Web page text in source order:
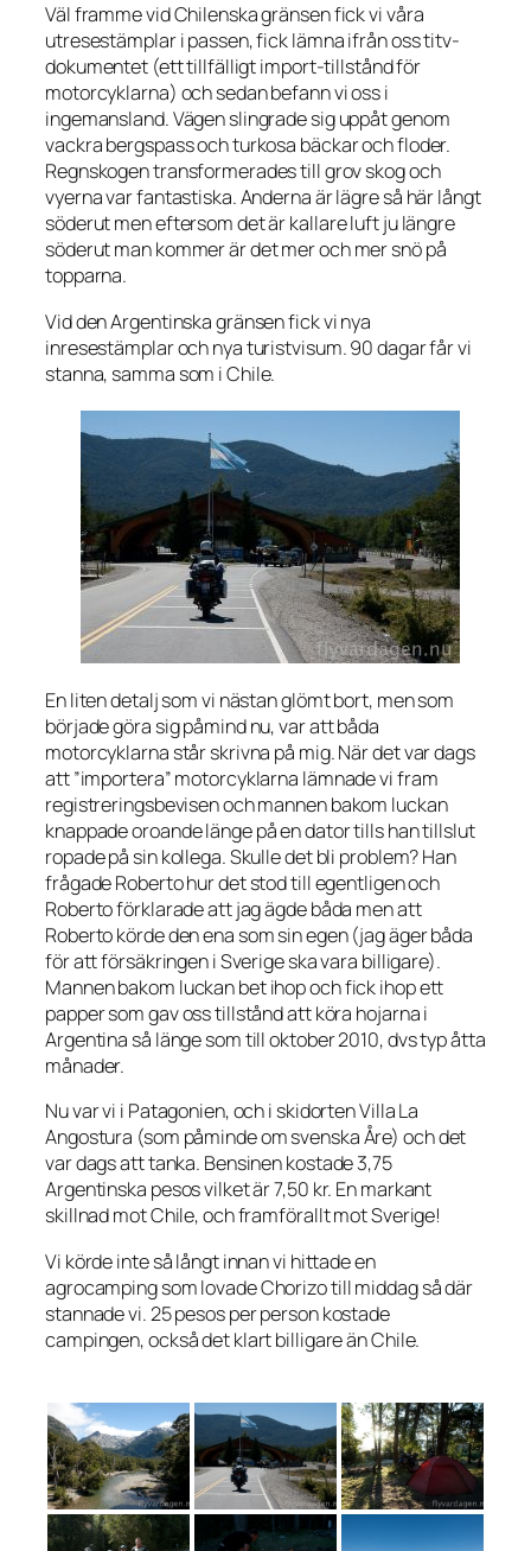
Väl framme vid Chilenska gränsen fick vi våra
utresestämplar i passen, fick lämna ifrån oss titv-
dokumentet (ett tillfälligt import-tillstånd för
motorcyklarna) och sedan befann vi oss i
ingemansland. Vägen slingrade sig uppåt genom
vackra bergspass och turkosa bäckar och floder.
Regnskogen transformerades till grov skog och
vyerna var fantastiska. Anderna är lägre så här långt
söderut men eftersom det är kallare luft ju längre
söderut man kommer är det mer och mer snö på
topparna.
Vid den Argentinska gränsen fick vi nya
inresestämplar och nya turistvisum. 90 dagar får vi
stanna, samma som i Chile.
En liten detalj som vi nästan glömt bort, men som
började göra sig påmind nu, var att båda
motorcyklarna står skrivna på mig. När det var dags
att ”importera” motorcyklarna lämnade vi fram
registreringsbevisen och mannen bakom luckan
knappade oroande länge på en dator tills han tillslut
ropade på sin kollega. Skulle det bli problem? Han
frågade Roberto hur det stod till egentligen och
Roberto förklarade att jag ägde båda men att
Roberto körde den ena som sin egen (jag äger båda
för att försäkringen i Sverige ska vara billigare).
Mannen bakom luckan bet ihop och fick ihop ett
papper som gav oss tillstånd att köra hojarna i
Argentina så länge som till oktober 2010, dvs typ åtta
månader.
Nu var vi i Patagonien, och i skidorten Villa La
Angostura (som påminde om svenska Åre) och det
var dags att tanka. Bensinen kostade 3,75
Argentinska pesos vilket är 7,50 kr. En markant
skillnad mot Chile, och framförallt mot Sverige!
Vi körde inte så långt innan vi hittade en
agrocamping som lovade Chorizo till middag så där
stannade vi. 25 pesos per person kostade
campingen, också det klart billigare än Chile.